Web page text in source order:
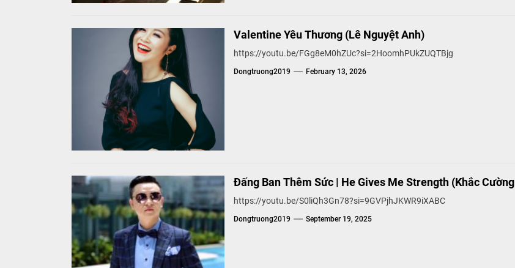
Valentine Yêu Thương (Lê Nguyệt Anh)
https://youtu.be/FGg8eM0hZUc?si=2HoomhPUkZUQTBjg
Dongtruong2019 February 13, 2026
Đấng Ban Thêm Sức | He Gives Me Strength (Khắc
https://youtu.be/S0liQh3Gn78?si=9GVPjhJKWR9iXABC
Dongtruong2019 September 19, 2025